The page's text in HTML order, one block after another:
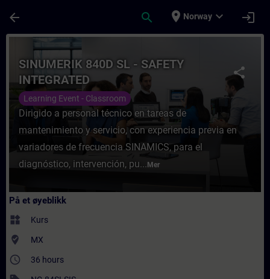
arrow_back search place Norway expand_more login
Kurs - SINUMERIK 840D SL - SAFETY
share
SINUMERIK 840D SL - SAFETY
INTEGRATED
Learning Event - Classroom
Dirigido a personal técnico en tareas de
mantenimiento y servicio, con experiencia previa en
variadores de frecuencia SINAMICS, para el
diagnóstico, intervención, pu... Mer
På et øyeblikk
widgets Kurs
where_to_vote MX
access_time 36 hours